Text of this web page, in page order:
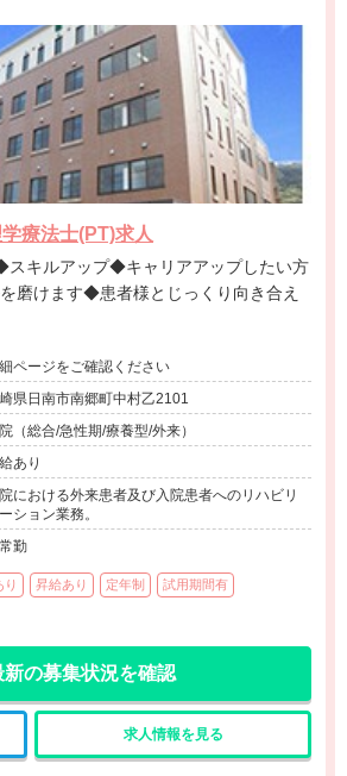
療法士(PT)求人
磨けます◆患者様とじっくり向き合え
ページをご確認ください
県日南市南郷町中村乙2101
（総合/急性期/療養型/外来）
あり
における外来患者及び入院患者へのリハビリ
ション業務。
勤
昇給あり 定年制 試用期間有
新の募集状況を確認
求人情報を見る